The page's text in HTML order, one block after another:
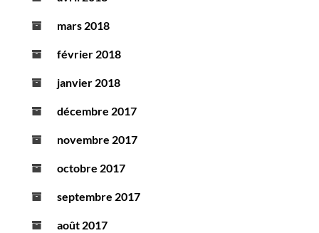
mars 2018
février 2018
janvier 2018
décembre 2017
novembre 2017
octobre 2017
septembre 2017
août 2017